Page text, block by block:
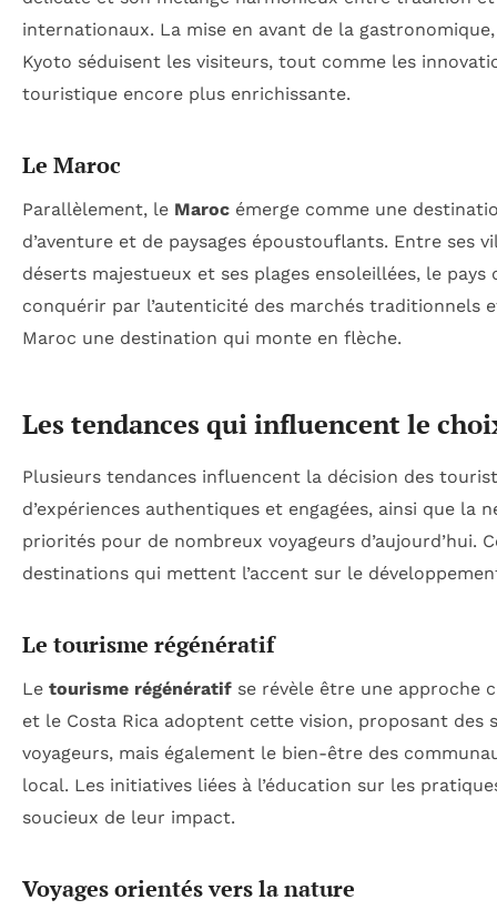
internationaux. La mise en avant de la
Kyoto séduisent les visiteurs, tout comme les
touristique encore plus enrichissante.
Le Maroc
Parallèlement, le Maroc émerge comme une
d’aventure et de paysages époustouflants. Entre ses
déserts majestueux et ses plages ensoleillées, le
conquérir par l’autenticité des marchés traditionnels
Maroc une destination qui monte en flèche.
Les tendances qui influencent le
Plusieurs tendances influencent la décision des
d’expériences authentiques et engagées, ainsi que
priorités pour de nombreux voyageurs
destinations qui mettent l’accent sur le
Le tourisme régénératif
Le tourisme régénératif se révèle être une approche
et le Costa Rica adoptent cette vision, proposant des
voyageurs, mais également le bien-être des
local. Les initiatives liées à l’éducation sur les
soucieux de leur impact.
Voyages orientés vers la nature